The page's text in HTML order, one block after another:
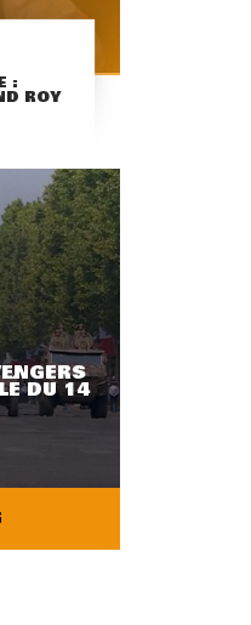
:
ROY
DU 14